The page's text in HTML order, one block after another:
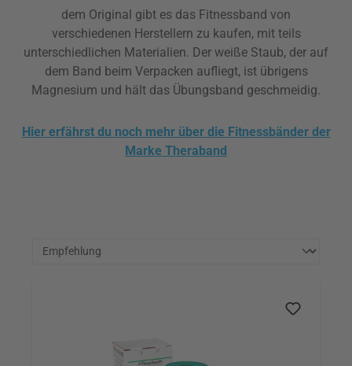
dem Original gibt es das Fitnessband von
verschiedenen Herstellern zu kaufen, mit teils
unterschiedlichen Materialien. Der weiße Staub, der auf
dem Band beim Verpacken aufliegt, ist übrigens
Magnesium und hält das Übungsband geschmeidig.
Hier erfährst du noch mehr über die Fitnessbänder der
Marke Theraband